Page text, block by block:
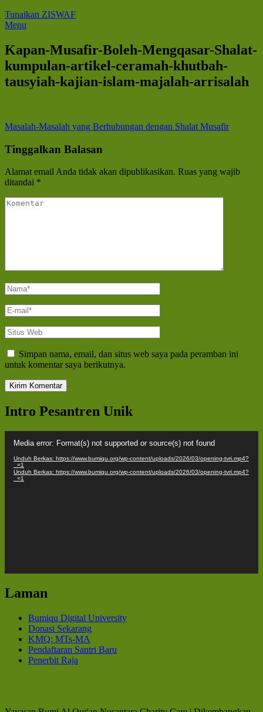
Tunaikan ZISWAF
Menu
Kapan-Musafir-Boleh-Mengqasar-Shalat-
kumpulan-artikel-ceramah-khutbah-
tausyiah-kajian-islam-majalah-arrisalah
Navigasi
pos
Masalah-Masalah yang Berhubungan dengan Shalat Musafir
Tinggalkan Balasan
Alamat email Anda tidak akan dipublikasikan. Ruas yang wajib
ditandai *
Komentar
Nama*
E-
mail*
Situs
Web
Simpan nama, email, dan situs web saya pada peramban ini
untuk komentar saya berikutnya.
Intro Pesantren Unik
Video
Media error: Format(s) not supported or source(s) not found
Unduh Berkas: https://www.bumiqu.org/wp-content/uploads/2026/03/opening-tvri.mp4?
_=1
Unduh Berkas: https://www.bumiqu.org/wp-content/uploads/2026/03/opening-tvri.mp4?
_=1
Laman
Bumiqu Digital University
Donasi Sekarang
KMQ: MTs-MA
Pendaftaran Santri Baru
Penerbit Raja